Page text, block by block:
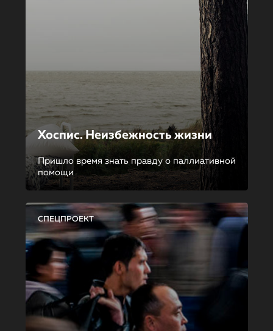
Хоспис. Неизбежность жизни
Пришло время знать правду о паллиативной
помощи
СПЕЦПРОЕКТ